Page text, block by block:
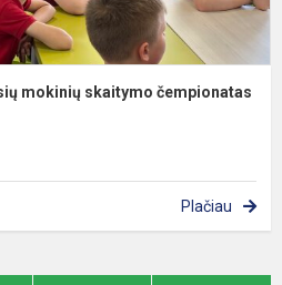
mokinių skaitymo čempionatas
Plačiau